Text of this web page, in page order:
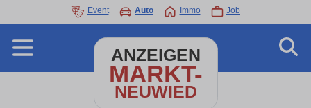
Event Auto Immo Job
ANZEIGEN
MARKT-
NEUWIED